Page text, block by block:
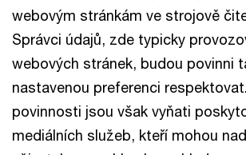
webovým stránkám ve strojově
Správci údajů, zde typicky
webových stránek, budou povinni
nastavenou preferenci
povinnosti jsou však vyňati
mediálních služeb, kteří mohou